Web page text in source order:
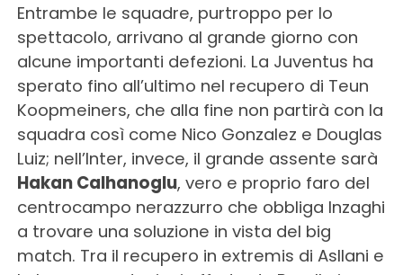
Entrambe le squadre, purtroppo per lo
spettacolo, arrivano al grande giorno con
alcune importanti defezioni. La Juventus ha
sperato fino all’ultimo nel recupero di Teun
Koopmeiners, che alla fine non partirà con la
squadra così come Nico Gonzalez e Douglas
Luiz; nell’Inter, invece, il grande assente sarà
Hakan Calhanoglu, vero e proprio faro del
centrocampo nerazzurro che obbliga Inzaghi
a trovare una soluzione in vista del big
match. Tra il recupero in extremis di Asllani e